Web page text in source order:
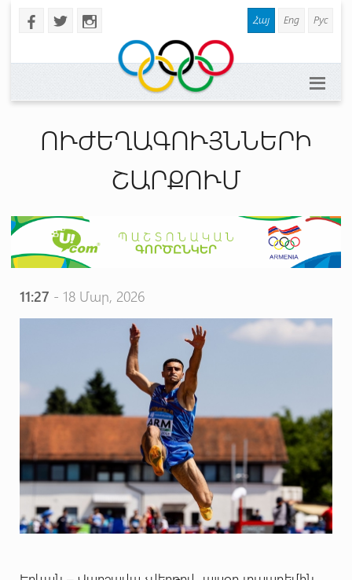
b a x Հայ Eng Рус
ՈՒԺԵՂԱԳՈՒՅՆՆԵՐԻ
ՇԱՐՔՈՒՄ
11:27 - 18 Մար, 2026